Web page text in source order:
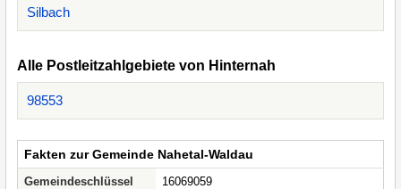
Silbach
Alle Postleitzahlgebiete von Hinternah
98553
Fakten zur Gemeinde Nahetal-Waldau
Gemeindeschlüssel
16069059